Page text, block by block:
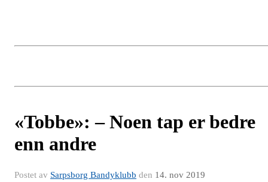
«Tobbe»: – Noen tap er bedre
enn andre
Postet av Sarpsborg Bandyklubb den 14. nov 2019